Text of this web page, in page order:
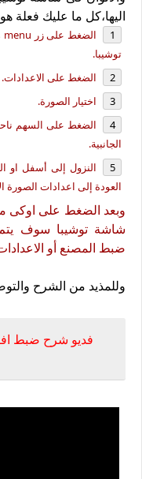
اليها،كل ما عليك فعلة
توشيبا.
الضغط على الاعدادات.
اختيار الصورة.
الضغط على السهم
الجانبية.
النزول إلى أسفل او
العودة إلى اعدادات الصورة
وبعد الضغط على اوكى
شاشة توشيبا سوف
ضبط المصنع أو
وللمذيد من الشرح
فديو شرح ضبط